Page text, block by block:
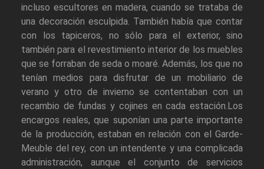
incluso escultores en madera, cuando se trataba de
una decoración esculpida. También había que contar
con los tapiceros, no sólo para el exterior, sino
también para el revestimiento interior de los muebles
que se forraban de seda o moaré. Además, los que no
tenían medios para disfrutar de un mobiliario de
verano y otro de invierno se contentaban con un
recambio de fundas y cojines en cada estación.Los
encargos reales, que suponían una parte importante
de la producción, estaban en relación con el Garde-
Meuble del rey, con un intendente y una complicada
administración, aunque el conjunto de servicios